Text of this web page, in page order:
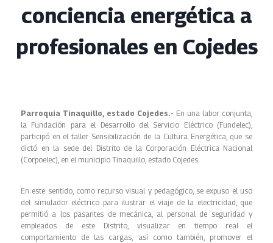
conciencia energética a
profesionales en Cojedes
Parroquia Tinaquillo, estado Cojedes.- En una labor conjunta,
la Fundación para el Desarrollo del Servicio Eléctrico (Fundelec),
participó en el taller Sensibilización de la Cultura Energética, que se
dictó en la sede del Distrito de la Corporación Eléctrica Nacional
(Corpoelec), en el municipio Tinaquillo, estado Cojedes.
En este sentido, como recurso visual y pedagógico, se expuso el uso
del simulador eléctrico para ilustrar el viaje de la electricidad, que
permitió a los pasantes de mecánica, al personal de seguridad y
empleados de este Distrito, visualizar en tiempo real el
comportamiento de las cargas, así como también, promover el